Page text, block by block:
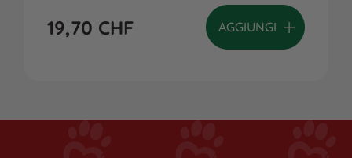
19,70 CHF AGGIUNGI